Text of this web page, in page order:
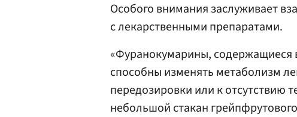
Особого внимания заслуживает
с лекарственными препаратами.
«Фуранокумарины, содержащиеся
способны изменять метаболизм
передозировки или к отсутствию
небольшой стакан